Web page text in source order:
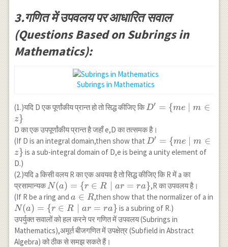
T \\ a \in S
\cap T, b^{-1}
\in S \cap T
\Rightarrow
ab^{-1} \in S
3.गणित में उपवलय पर आधारित सवाल
(Questions Based on Subrings in
Mathematics):
Subrings in Mathematics
(1.)यदि D एक पूर्णांकीय प्रान्त हो तो सिद्ध कीजिए किD^{\prime}=\
\in z\}
D′ = {me ∣ m ∈
z}
D का एक उपपूर्णांकीय प्रान्त है जहाँ e,D का तत्समक है।
(If D is an integral domain,then show that D^{\prime}=\
{m e \mid m
D′ = {me ∣ m ∈
z} is a sub-integral domain of D,e is being a unity element of
D.)
(2.)यदि a किसी वलय R का एक अवयव है तो सिद्ध कीजिए कि R में a का
प्रसामान्यकN(a)=\
{r \in
R \mid
a r=r
a\}
N(a) = {r ∈ R ∣ ar = ra},R का उपवलय है।
(If R be a ring and a
\in
R
a ∈ R,then show that the normalizer of a in
N(a)=\
{r \in
R \mid
a r=r
N(a) = {r ∈ R ∣ ar = ra} is a subring of R.)
उपर्युक्त सवालों को हल करने पर गणित में उपवलय (Subrings in
Mathematics),अमूर्त बीजगणित में उपक्षेत्र (Subfield in Abstract
Algebra) को ठीक से समझ सकते हैं।